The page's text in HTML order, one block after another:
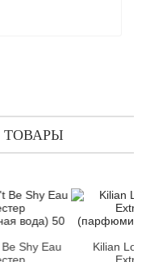
Eau
Kilian Love Don't